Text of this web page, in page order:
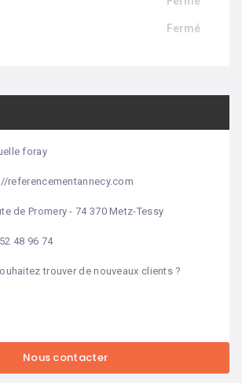
Fermé
foray
referencementannecy.com
de Promery - 74 370 Metz-Tessy
48 96 74
trouver de nouveaux clients ?